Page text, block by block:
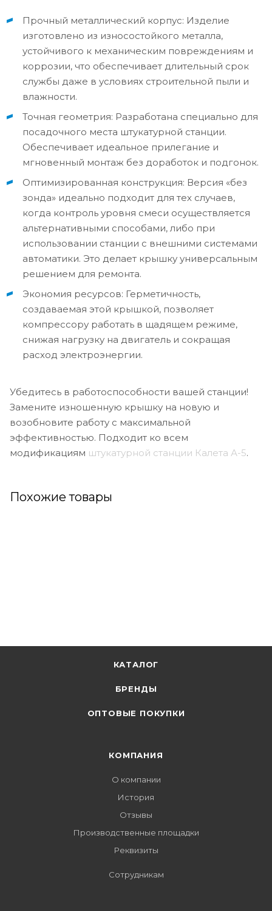
Прочный металлический корпус: Изделие
изготовлено из износостойкого металла,
устойчивого к механическим повреждениям и
коррозии, что обеспечивает длительный срок
службы даже в условиях строительной пыли и
влажности.
Точная геометрия: Разработана специально для
посадочного места штукатурной станции.
Обеспечивает идеальное прилегание и
мгновенный монтаж без доработок и подгонок.
Оптимизированная конструкция: Версия «без
зонда» идеально подходит для тех случаев,
когда контроль уровня смеси осуществляется
альтернативными способами, либо при
использовании станции с внешними системами
автоматики. Это делает крышку универсальным
решением для ремонта.
Экономия ресурсов: Герметичность,
создаваемая этой крышкой, позволяет
компрессору работать в щадящем режиме,
снижая нагрузку на двигатель и сокращая
расход электроэнергии.
Убедитесь в работоспособности вашей станции!
Замените изношенную крышку на новую и
возобновите работу с максимальной
эффективностью. Подходит ко всем
модификациям штукатурной станции Калета А-5.
Похожие товары
КАТАЛОГ
БРЕНДЫ
ОПТОВЫЕ ПОКУПКИ
КОМПАНИЯ
О компании
История
Отзывы
Производственные площадки
Реквизиты
Сотрудникам